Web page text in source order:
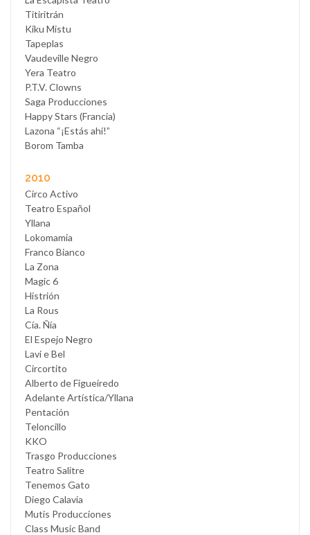
Titiritrán
Kiku Mistu
Tapeplas
Vaudeville Negro
Yera Teatro
P.T.V. Clowns
Saga Producciones
Happy Stars (Francia)
Lazona “¡Estás ahí!”
Borom Tamba
2010
Circo Activo
Teatro Español
Yllana
Lokomamia
Franco Bianco
La Zona
Magic 6
Histrión
La Rous
Cía. Ñía
El Espejo Negro
Lavi e Bel
Circortito
Alberto de Figueiredo
Adelante Artística/Yllana
Pentación
Teloncillo
KKO
Trasgo Producciones
Teatro Salitre
Tenemos Gato
Diego Calavia
Mutis Producciones
Class Music Band